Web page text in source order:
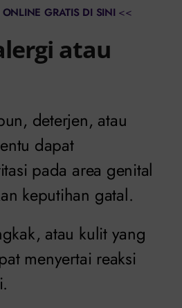
ONLINE GRATIS DI SINI <<
atau
deterjen, atau
dapat
pada area genital
keputihan gatal.
atau kulit yang
menyertai reaksi